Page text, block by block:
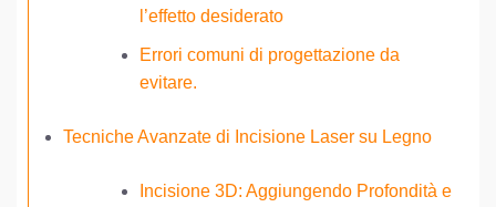
l’effetto desiderato
Errori comuni di progettazione da
evitare.
Tecniche Avanzate di Incisione Laser su Legno
Incisione 3D: Aggiungendo Profondità e